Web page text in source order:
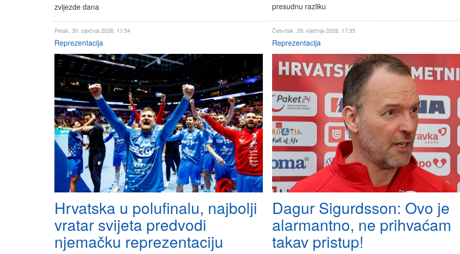
zvijezde dana
presudnu razliku
Petak, 30. siječnja 2026. 11:54
Reprezentacija
Hrvatska u polufinalu, najbolji
vratar svijeta predvodi
njemačku reprezentaciju
Četvrtak, 29. siječnja 2026. 17:35
Reprezentacija
Dagur Sigurdsson: Ovo je
alarmantno, ne prihvaćam
takav pristup!